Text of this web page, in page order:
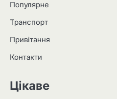
Популярне
Транспорт
Привітання
Контакти
Цікаве